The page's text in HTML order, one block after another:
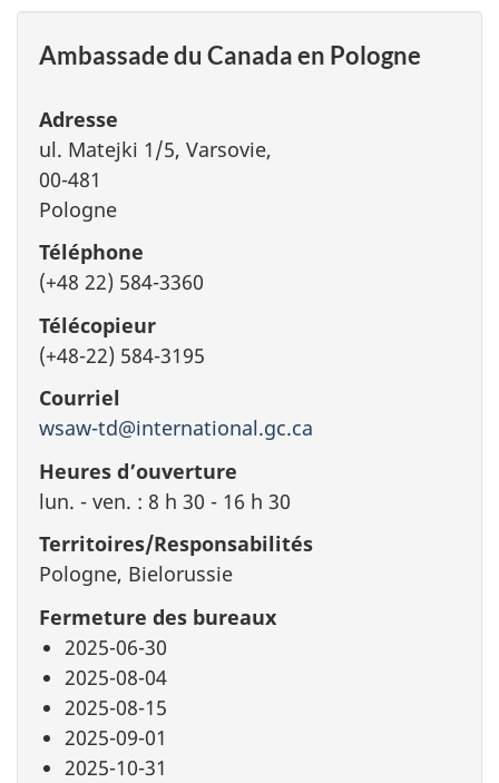
Ambassade du Canada en Pologne
Adresse
ul. Matejki 1/5, Varsovie,
00-481
Pologne
Téléphone
(+48 22) 584-3360
Télécopieur
(+48-22) 584-3195
Courriel
wsaw-td@international.gc.ca
Heures d’ouverture
lun. - ven. : 8 h 30 - 16 h 30
Territoires/Responsabilités
Pologne, Bielorussie
Fermeture des bureaux
2025-06-30
2025-08-04
2025-08-15
2025-09-01
2025-10-31